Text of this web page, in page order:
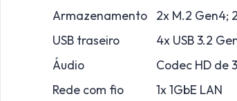
Armazenamento
2x M.2 Gen4;
USB traseiro
4x USB 3.2
Áudio
Codec HD de
Rede com fio
1x 1GbE LAN